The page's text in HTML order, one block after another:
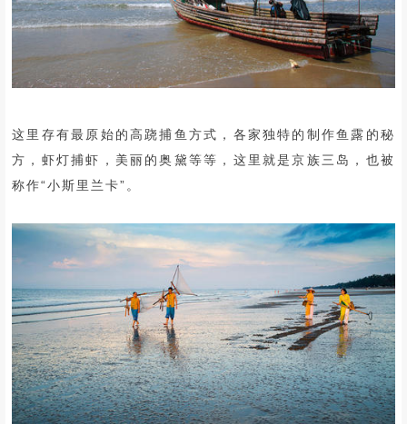
这里存有最原始的高跷捕鱼方式，各家独特的制作鱼露的秘
方，虾灯捕虾，美丽的奥黛等等， 这里就是京族三岛，也被
称作“小斯里兰卡”。